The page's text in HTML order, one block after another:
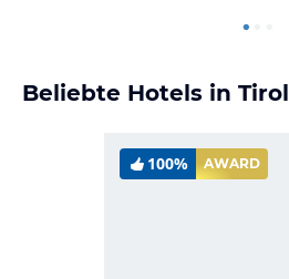
Beliebte Hotels in Tirol
100% AWARD